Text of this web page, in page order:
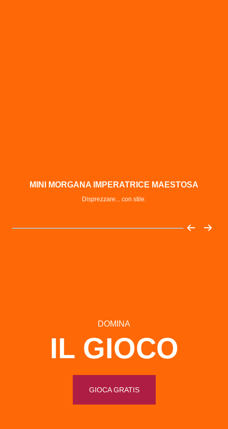
MINI MORGANA IMPERATRICE MAESTOSA
Disprezzare... con stile.
DOMINA
IL GIOCO
GIOCA GRATIS